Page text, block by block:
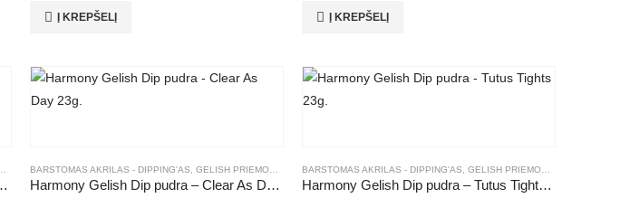
Į KREPŠELĮ Į KREPŠELĮ
MANIKIŪRAS,PUDRA
– Sheer Silk 23g.
BARSTOMAS AKRILAS - DIPPING'AS, GELISH PRIEMONĖS MANIKIŪRAS,PUDRA
Harmony Gelish Dip pudra – Clear As Day 23g.
BARSTOMAS AKRILAS - DIPPING'AS, GELISH PRIEMONĖS
Harmony Gelish Dip pudra – Tutus Tights 23g.